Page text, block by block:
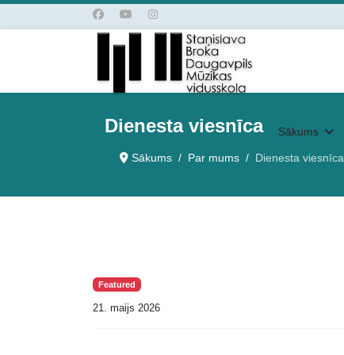
Sākums
Dienesta viesnīca
Sākums Par mums Dienesta viesnīca
Featured
21. maijs 2026